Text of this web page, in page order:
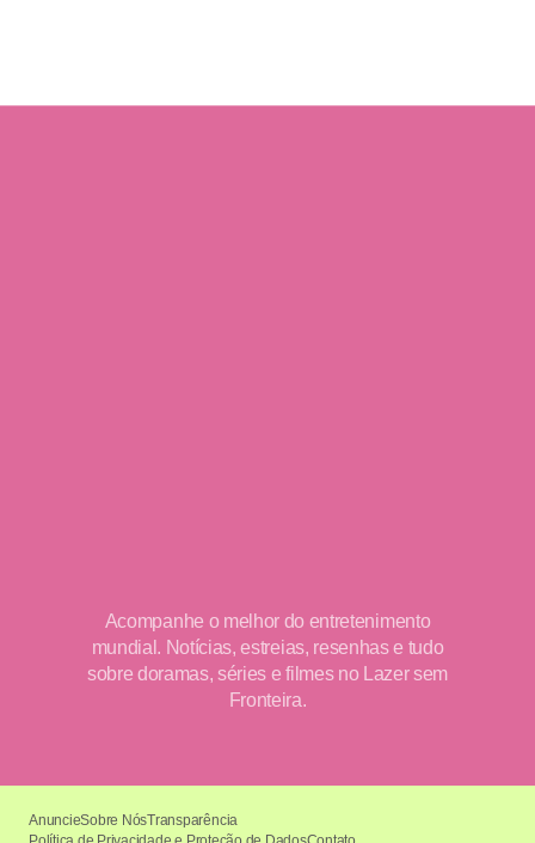
Acompanhe o melhor do entretenimento
mundial. Notícias, estreias, resenhas e tudo
sobre doramas, séries e filmes no Lazer sem
Fronteira.
AnuncieSobre NósTransparência